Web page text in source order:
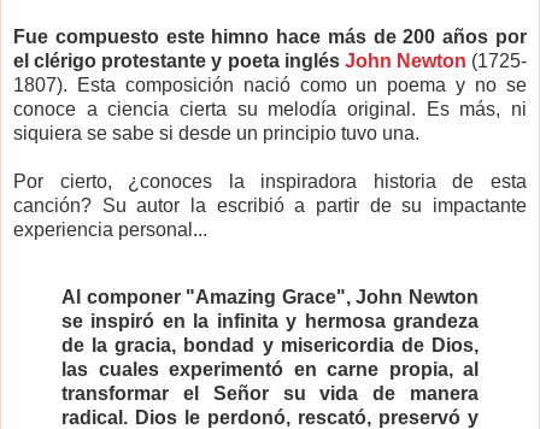
Fue compuesto este himno hace más de 200 años por
el clérigo protestante y poeta inglés John Newton (1725-
1807). Esta composición nació como un poema y no se
conoce a ciencia cierta su melodía original. Es más, ni
siquiera se sabe si desde un principio tuvo una.
Por cierto, ¿conoces la inspiradora historia de esta
canción? Su autor la escribió a partir de su impactante
experiencia personal...
Al componer "Amazing Grace", John Newton
se inspiró en la infinita y hermosa grandeza
de la gracia, bondad y misericordia de Dios,
las cuales experimentó en carne propia, al
transformar el Señor su vida de manera
radical. Dios le perdonó, rescató, preservó y